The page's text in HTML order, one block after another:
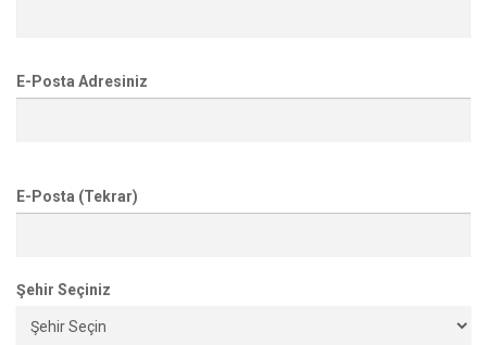
E-Posta Adresiniz
E-Posta (Tekrar)
Şehir Seçiniz